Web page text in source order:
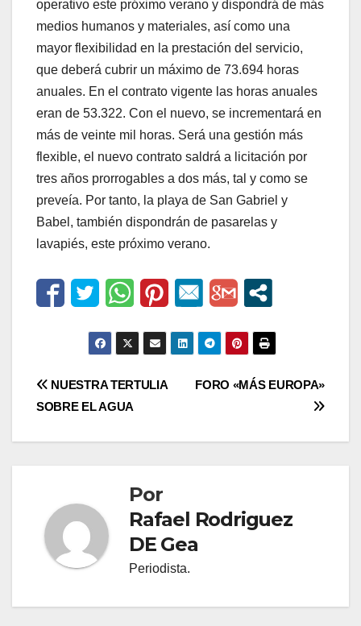
operativo este próximo verano y dispondrá de más
medios humanos y materiales, así como una
mayor flexibilidad en la prestación del servicio,
que deberá cubrir un máximo de 73.694 horas
anuales. En el contrato vigente las horas anuales
eran de 53.322. Con el nuevo, se incrementará en
más de veinte mil horas. Será una gestión más
flexible, el nuevo contrato saldrá a licitación por
tres años prorrogables a dos más, tal y como se
preveía. Por tanto, la playa de San Gabriel y
Babel, también dispondrán de pasarelas y
lavapiés, este próximo verano.
Navegación
FORO «MÁS EUROPA»
NUESTRA TERTULIA
SOBRE EL AGUA
Por
Rafael Rodriguez
DE Gea
Periodista.